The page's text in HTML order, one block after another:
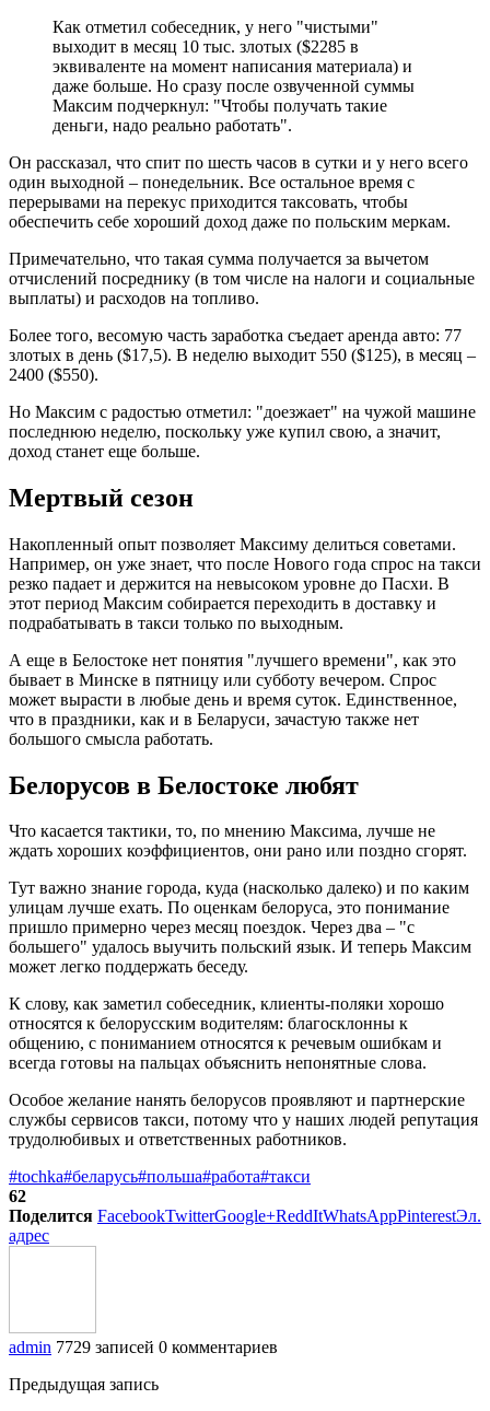
Как отметил собеседник, у него "чистыми"
выходит в месяц 10 тыс. злотых ($2285 в
эквиваленте на момент написания материала) и
даже больше. Но сразу после озвученной суммы
Максим подчеркнул: "Чтобы получать такие
деньги, надо реально работать".
Он рассказал, что спит по шесть часов в сутки и у него всего
один выходной – понедельник. Все остальное время с
перерывами на перекус приходится таксовать, чтобы
обеспечить себе хороший доход даже по польским меркам.
Примечательно, что такая сумма получается за вычетом
отчислений посреднику (в том числе на налоги и социальные
выплаты) и расходов на топливо.
Более того, весомую часть заработка съедает аренда авто: 77
злотых в день ($17,5). В неделю выходит 550 ($125), в месяц –
2400 ($550).
Но Максим с радостью отметил: "доезжает" на чужой машине
последнюю неделю, поскольку уже купил свою, а значит,
доход станет еще больше.
Мертвый сезон
Накопленный опыт позволяет Максиму делиться советами.
Например, он уже знает, что после Нового года спрос на такси
резко падает и держится на невысоком уровне до Пасхи. В
этот период Максим собирается переходить в доставку и
подрабатывать в такси только по выходным.
А еще в Белостоке нет понятия "лучшего времени", как это
бывает в Минске в пятницу или субботу вечером. Спрос
может вырасти в любые день и время суток. Единственное,
что в праздники, как и в Беларуси, зачастую также нет
большого смысла работать.
Белорусов в Белостоке любят
Что касается тактики, то, по мнению Максима, лучше не
ждать хороших коэффициентов, они рано или поздно сгорят.
Тут важно знание города, куда (насколько далеко) и по каким
улицам лучше ехать. По оценкам белоруса, это понимание
пришло примерно через месяц поездок. Через два – "с
большего" удалось выучить польский язык. И теперь Максим
может легко поддержать беседу.
К слову, как заметил собеседник, клиенты-поляки хорошо
относятся к белорусским водителям: благосклонны к
общению, с пониманием относятся к речевым ошибкам и
всегда готовы на пальцах объяснить непонятные слова.
Особое желание нанять белорусов проявляют и партнерские
службы сервисов такси, потому что у наших людей репутация
трудолюбивых и ответственных работников.
#tochka#беларусь#польша#работа#такси
62
Поделится FacebookTwitterGoogle+ReddItWhatsAppPinterestЭл.
адрес
admin 7729 записей 0 комментариев
Предыдущая запись